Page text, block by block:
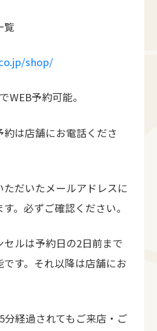
shop/
WEB予約可能。
は店舗にお電話くださ
ただいたメールアドレスに
。必ずご確認ください。
セルは予約日の2日前まで
す。それ以降は店舗にお
分経過されてもご来店・ご